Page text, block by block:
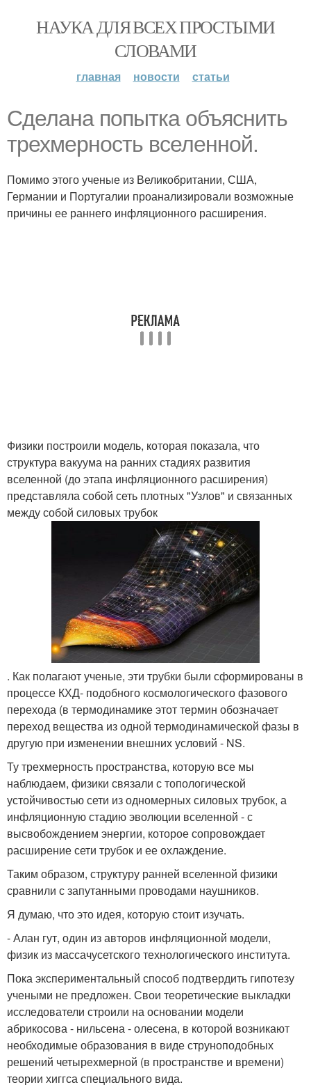
НАУКА ДЛЯ ВСЕХ ПРОСТЫМИ
СЛОВАМИ
главная новости статьи
Сделана попытка объяснить
трехмерность вселенной.
Помимо этого ученые из Великобритании, США,
Германии и Португалии проанализировали возможные
причины ее раннего инфляционного расширения.
Физики построили модель, которая показала, что
структура вакуума на ранних стадиях развития
вселенной (до этапа инфляционного расширения)
представляла собой сеть плотных "Узлов" и связанных
между собой силовых трубок
. Как полагают ученые, эти трубки были сформированы в
процессе КХД- подобного космологического фазового
перехода (в термодинамике этот термин обозначает
переход вещества из одной термодинамической фазы в
другую при изменении внешних условий - NS.
Ту трехмерность пространства, которую все мы
наблюдаем, физики связали с топологической
устойчивостью сети из одномерных силовых трубок, а
инфляционную стадию эволюции вселенной - с
высвобождением энергии, которое сопровождает
расширение сети трубок и ее охлаждение.
Таким образом, структуру ранней вселенной физики
сравнили с запутанными проводами наушников.
Я думаю, что это идея, которую стоит изучать.
- Алан гут, один из авторов инфляционной модели,
физик из массачусетского технологического института.
Пока экспериментальный способ подтвердить гипотезу
учеными не предложен. Свои теоретические выкладки
исследователи строили на основании модели
абрикосова - нильсена - олесена, в которой возникают
необходимые образования в виде струноподобных
решений четырехмерной (в пространстве и времени)
теории хиггса специального вида.